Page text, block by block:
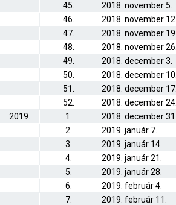
45.
2018. november 5.
46.
2018. november 12.
47.
2018. november 19.
48.
2018. november 26.
49.
2018. december 3.
50.
2018. december 10.
51.
2018. december 17.
52.
2018. december 24.
2019.
1. 2018. december 31.
2.
2019. január 7.
3.
2019. január 14.
4.
2019. január 21.
5.
2019. január 28.
6.
2019. február 4.
7.
2019. február 11.